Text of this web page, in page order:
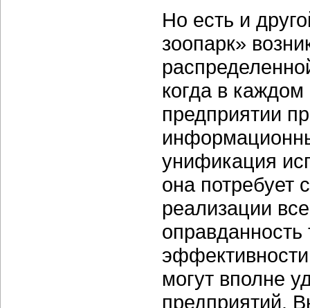
Но есть и
зоопарк»
когда в
предприятии
унификация
она потребует
реализации
оправданность
могут вполне
предприятий.